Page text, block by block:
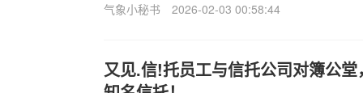
气象小秘书 2026-02-03 00:58:44
又见.信!托员工与信托公司对簿公